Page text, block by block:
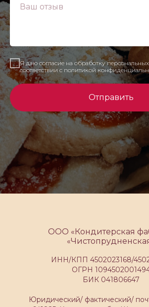
Я даю согласие на обработку
соответствии с политикой
Отправить
ООО «Кондитерская
ИНН/КПП 4502023168/
ОГРН
БИК 041806647
Юридический/ фактический/